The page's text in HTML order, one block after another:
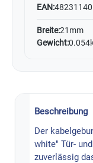
EAN:
Breite:21mm
Gewicht:
Beschreibung
Der
white" Tür-
zuverlässig